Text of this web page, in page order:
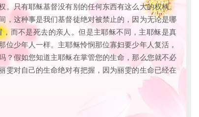
只有耶稣基督没有别的任何东西有这么大的权柄。
，这种事是我们基督徒绝对被禁止的，因为无论是哪
而不是死去的亲人。但是主耶稣不同，主耶稣是真
少年人一样。主耶稣怜悯那位寡妇要少年人复活，
？假如您知道主耶稣在掌管您的生命，那么您就不必
雯对自己的生命绝对有把握，因为丽雯的生命已经在